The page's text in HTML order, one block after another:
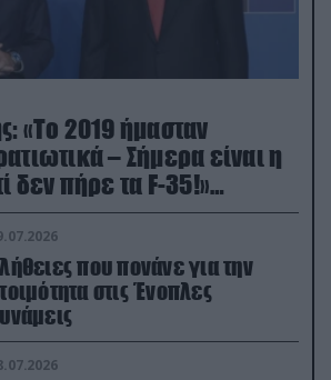
«Το 2019 ήμασταν
– Σήμερα είναι η
δεν πήρε τα F-35!»
που πονάνε για την
στις Ένοπλες